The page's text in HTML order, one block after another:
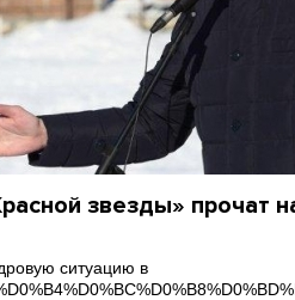
звезды» прочат
ситуацию в